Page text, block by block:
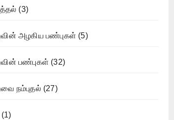
(3)
அழகிய பண்புகள் (5)
பண்புகள் (32)
நம்புதல் (27)
(1)